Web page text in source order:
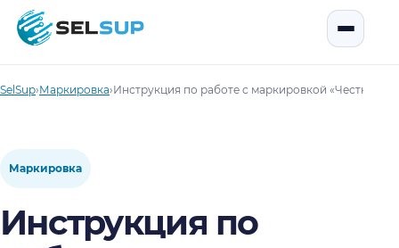
SelSup
SelSup›Маркировка›Инструкция по работе с маркировкой «Честный
Маркировка
Инструкция по